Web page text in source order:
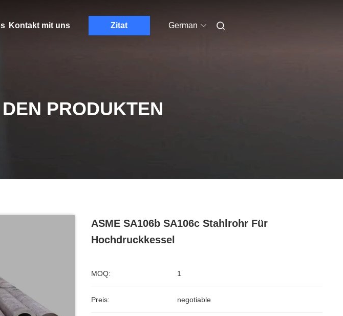
Kontakt mit uns Zitat German
PRODUKTEN
ASME SA106b SA106c Stahlrohr Für
Hochdruckkessel
MOQ: 1
Preis: negotiable